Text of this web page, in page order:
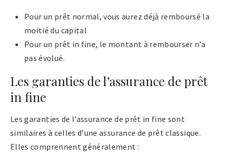
Pour un prêt normal, vous aurez déjà remboursé la
moitié du capital
Pour un prêt in fine, le montant à rembourser n’a
pas évolué.
Les garanties de l’assurance de prêt
in fine
Les garanties de l’assurance de prêt in fine sont
similaires à celles d’une assurance de prêt classique.
Elles comprennent généralement :